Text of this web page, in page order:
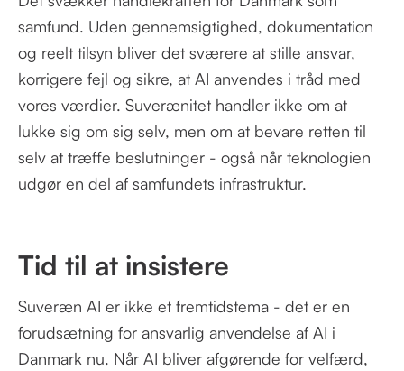
samfund. Uden gennemsigtighed, dokumentation
og reelt tilsyn bliver det sværere at stille ansvar,
korrigere fejl og sikre, at AI anvendes i tråd med
vores værdier. Suverænitet handler ikke om at
lukke sig om sig selv, men om at bevare retten til
selv at træffe beslutninger - også når teknologien
udgør en del af samfundets infrastruktur.
Tid til at insistere
Suveræn AI er ikke et fremtidstema - det er en
forudsætning for ansvarlig anvendelse af AI i
Danmark nu. Når AI bliver afgørende for velfærd,